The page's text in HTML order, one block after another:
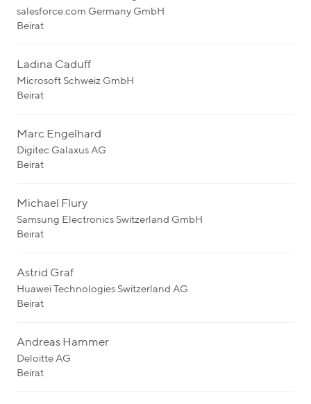
salesforce.com Germany GmbH
Beirat
Ladina Caduff
Microsoft Schweiz GmbH
Beirat
Marc Engelhard
Digitec Galaxus AG
Beirat
Michael Flury
Samsung Electronics Switzerland GmbH
Beirat
Astrid Graf
Huawei Technologies Switzerland AG
Beirat
Andreas Hammer
Deloitte AG
Beirat